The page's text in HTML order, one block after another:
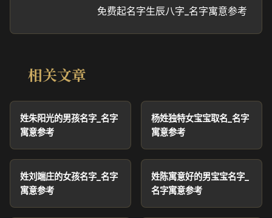
免费起名字生辰八字_名字寓意参考
相关文章
姓朱阳光的男孩名字_名字
寓意参考
杨姓独特女宝宝取名_名字
寓意参考
姓刘端庄的女孩名字_名字
寓意参考
姓陈寓意好的男宝宝名字_
名字寓意参考